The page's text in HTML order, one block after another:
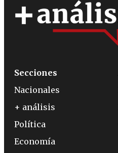
Secciones
Nacionales
+ análisis
Política
Economía